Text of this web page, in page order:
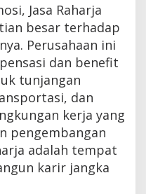
Jasa Raharja
besar terhadap
Perusahaan ini
dan benefit
tunjangan
dan
kerja yang
pengembangan
adalah tempat
karir jangka